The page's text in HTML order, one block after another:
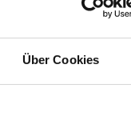
Über Cookies